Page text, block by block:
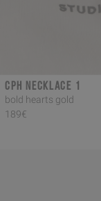
CPH NECKLACE 1
bold hearts gold
189€